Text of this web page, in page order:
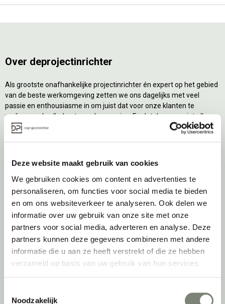
Deze website maakt gebruik van cookies
We gebruiken cookies om content en advertenties te
personaliseren, om functies voor social media te bieden
en om ons websiteverkeer te analyseren. Ook delen we
informatie over uw gebruik van onze site met onze
partners voor social media, adverteren en analyse. Deze
partners kunnen deze gegevens combineren met andere
informatie die u aan ze heeft verstrekt of die ze hebben
verzameld op basis van uw gebruik van hun services.
Noodzakelijk
Over deprojectinrichter
Als grootste onafhankelijke projectinrichter én expert op het gebied
van de beste werkomgeving zetten we ons dagelijks met veel
passie en enthousiasme in om juist dat voor onze klanten te
realiseren: de allerbeste werkomgeving. En dat doen we niet alleen
met het oog op nu; dankzij ons duurzame en circulaire karakter
kijken we ook naar de toekomst. Naar hoe we werkomgevingen een
Belangrijke categorieën
Ergonomische bureaustoelen
Zitsta bureaus
Duo bureaus
Projectstoffering
Akoestische oplossingen
Zitmeubilair